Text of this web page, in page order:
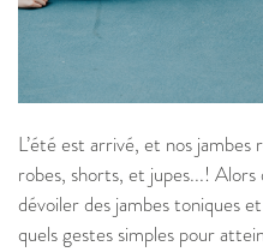
L’été est arrivé, et nos
robes, shorts, et jupes...!
dévoiler des jambes toniques
quels gestes simples pour